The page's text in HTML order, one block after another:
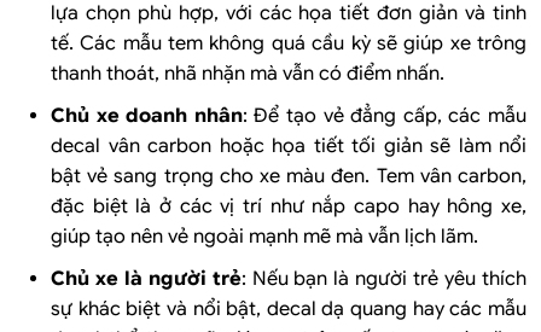
lựa chọn phù hợp, với các họa tiết đơn giản và tinh
tế. Các mẫu tem không quá cầu kỳ sẽ giúp xe trông
thanh thoát, nhã nhặn mà vẫn có điểm nhấn.
Chủ xe doanh nhân: Để tạo vẻ đẳng cấp, các mẫu
decal vân carbon hoặc họa tiết tối giản sẽ làm nổi
bật vẻ sang trọng cho xe màu đen. Tem vân carbon,
đặc biệt là ở các vị trí như nắp capo hay hông xe,
giúp tạo nên vẻ ngoài mạnh mẽ mà vẫn lịch lãm.
Chủ xe là người trẻ: Nếu bạn là người trẻ yêu thích
sự khác biệt và nổi bật, decal dạ quang hay các mẫu